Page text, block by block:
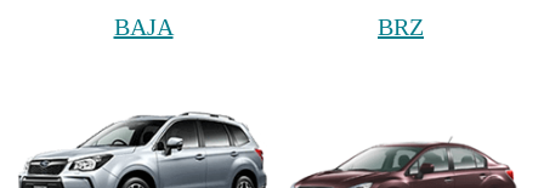
BAJA BRZ